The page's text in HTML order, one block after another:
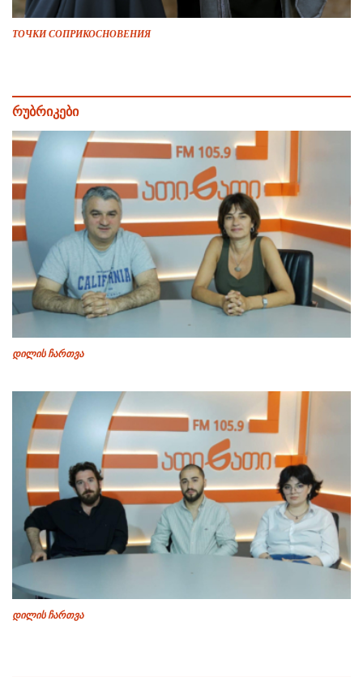
ТОЧКИ СОПРИКОСНОВЕНИЯ
რუბრიკები
დილის ჩართვა
დილის ჩართვა